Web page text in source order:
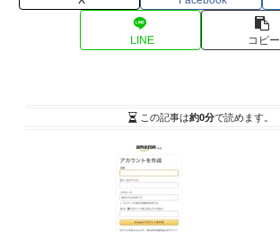
LINE コピー
この記事は約0分で読めます。